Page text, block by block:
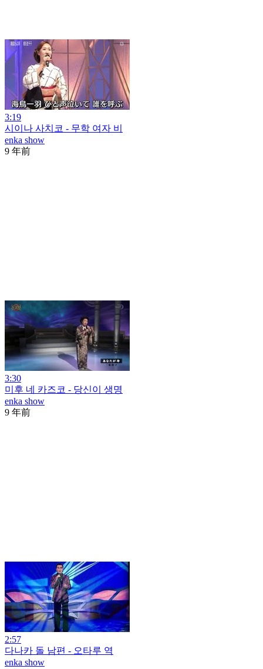
3:19
시이나 사치코 - 무학 여자 비
enka show
9 年前
3:30
미후 네 카즈코 - 당신이 생명
enka show
9 年前
2:57
다나카 돌 남편 - 오타루 역
enka show